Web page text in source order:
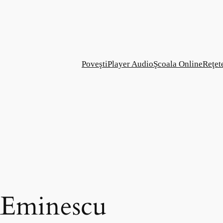
PoveştiPlayer AudioŞcoala Online